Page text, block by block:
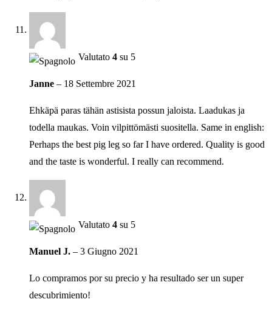
Valutato 4 su 5
Janne – 18 Settembre 2021
Ehkäpä paras tähän astisista possun jaloista. Laadukas ja
todella maukas. Voin vilpittömästi suositella. Same in english:
Perhaps the best pig leg so far I have ordered. Quality is good
and the taste is wonderful. I really can recommend.
Valutato 4 su 5
Manuel J. – 3 Giugno 2021
Lo compramos por su precio y ha resultado ser un super
descubrimiento!